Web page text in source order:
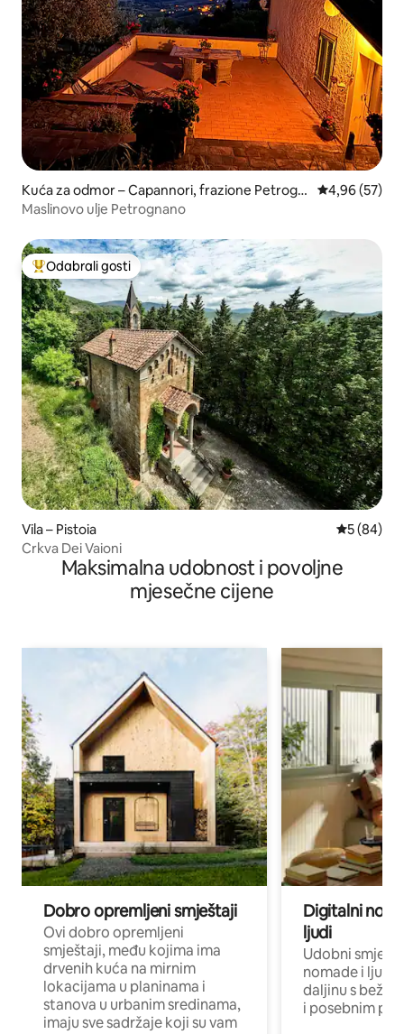
Kuća za odmor – Capannori, frazione Petrogn
ano
Prosječna
4,96 (57)
Maslinovo ulje Petrognano
Među najviše rangiranima s oznakom „Odabrali gosti”
Odabrali gosti
Vila – Pistoia Prosječna
5 (84)
Crkva Dei Vaioni
Maksimalna udobnost i povoljne
mjesečne cijene
Dobro opremljeni smještaji
Ovi dobro opremljeni
smještaji, među kojima ima
drvenih kuća na mirnim
lokacijama u planinama i
stanova u urbanim sredinama,
imaju sve sadržaje koji su vam
Digitalni
ljudi
Udobni
nomade i ljude
daljinu s
i posebnim